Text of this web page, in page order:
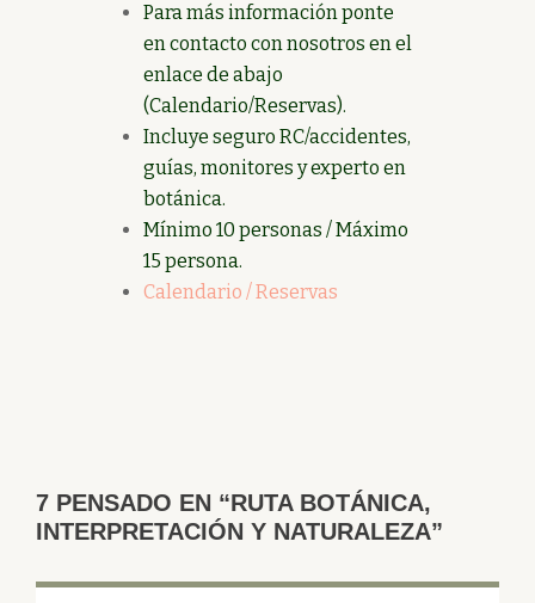
Para más información ponte
en contacto con nosotros en el
enlace de abajo
(Calendario/Reservas).
Incluye seguro RC/accidentes,
guías, monitores y experto en
botánica.
Mínimo 10 personas / Máximo
15 persona.
Calendario / Reservas
7 PENSADO EN “RUTA BOTÁNICA,
INTERPRETACIÓN Y NATURALEZA”